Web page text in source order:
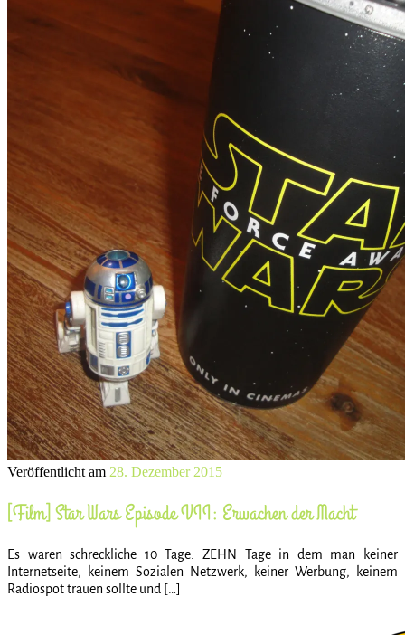
Veröffentlicht am 28. Dezember 2015
[Film] Star Wars Episode VII: Erwachen der Macht
Es waren schreckliche 10 Tage. ZEHN Tage in dem man keiner
Internetseite, keinem Sozialen Netzwerk, keiner Werbung, keinem
Radiospot trauen sollte und […]